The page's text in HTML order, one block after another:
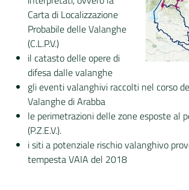
DATI
AMBIENTALI
Seguici
Carta di Localizzazione
Probabile delle Valanghe
(C.L.P.V.)
il catasto delle opere di
difesa dalle valanghe
gli eventi valanghivi raccolti nel corso
Valanghe di Arabba
le perimetrazioni delle zone esposte al
(P.Z.E.V.).
i siti a potenziale rischio valanghivo
tempesta VAIA del 2018